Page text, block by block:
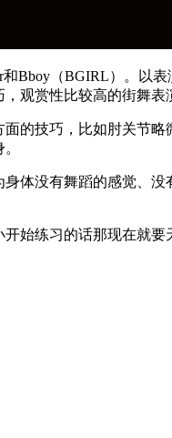
Bboy（BGIRL）。以
观赏性比较高的街舞
的技巧，比如肘关节
体没有舞蹈的感觉、
始练习的话那现在就